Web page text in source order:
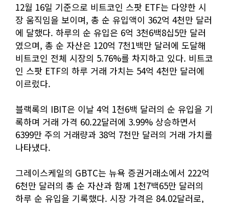
12월 16일 기준으로 비트코인 스팟 ETF는 다양한 시
장 움직임을 보이며, 총 순 유입액이 362억 4천만 달러
에 달했다. 하루의 순 유입은 6억 3천6백8십5만 달러
였으며, 총 순 자산은 120억 7천1백만 달러에 도달해
비트코인 전체 시장의 5.76%를 차지하고 있다. 비트코
인 스팟 ETF의 하루 거래 가치는 54억 4천만 달러에
이르렀다.
블랙록의 IBIT은 이날 4억 1천6백 달러의 순 유입을 기
록하며 거래 가격 60.22달러에 3.99% 상승하면서
6399만 주의 거래량과 38억 7천만 달러의 거래 가치를
나타냈다.
그레이스케일의 GBTC는 뉴욕 증권거래소에서 222억
6천만 달러의 총 순 자산과 함께 1천7백65만 달러의
하루 순 유입을 기록했다. 시장 가격은 84.02달러로,